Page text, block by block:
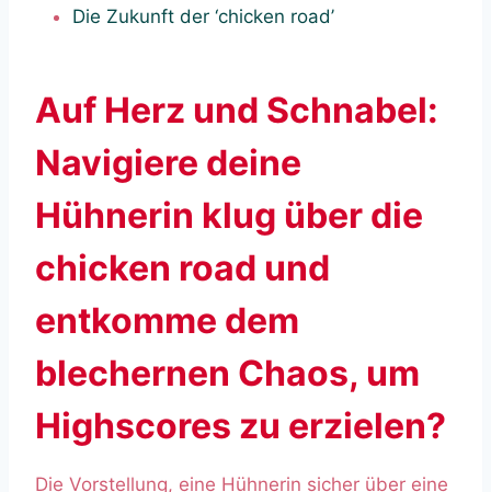
Die Zukunft der ‘chicken road’
Auf Herz und Schnabel:
Navigiere deine
Hühnerin klug über die
chicken road und
entkomme dem
blechernen Chaos, um
Highscores zu erzielen?
Die Vorstellung, eine Hühnerin sicher über eine